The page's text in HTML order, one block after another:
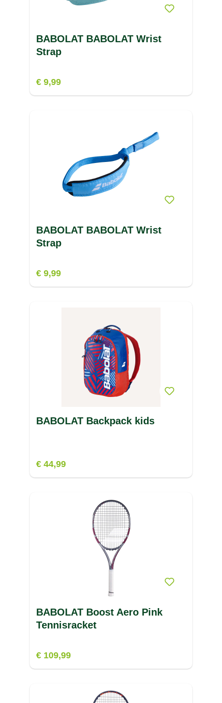
BABOLAT BABOLAT Wrist
Strap
€ 9,99
BABOLAT BABOLAT Wrist
Strap
€ 9,99
BABOLAT Backpack kids
€ 44,99
BABOLAT Boost Aero Pink
Tennisracket
€ 109,99